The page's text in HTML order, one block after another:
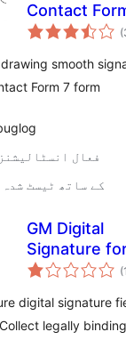
Contact
CF7Sign
smooth
Form 7 form
700+ فعال انسٹالیشنز
6.2.10 کے ساتھ ٹیسٹ شدہ
GM Digital
Signature
Wpforms
(1
digital signature
legally